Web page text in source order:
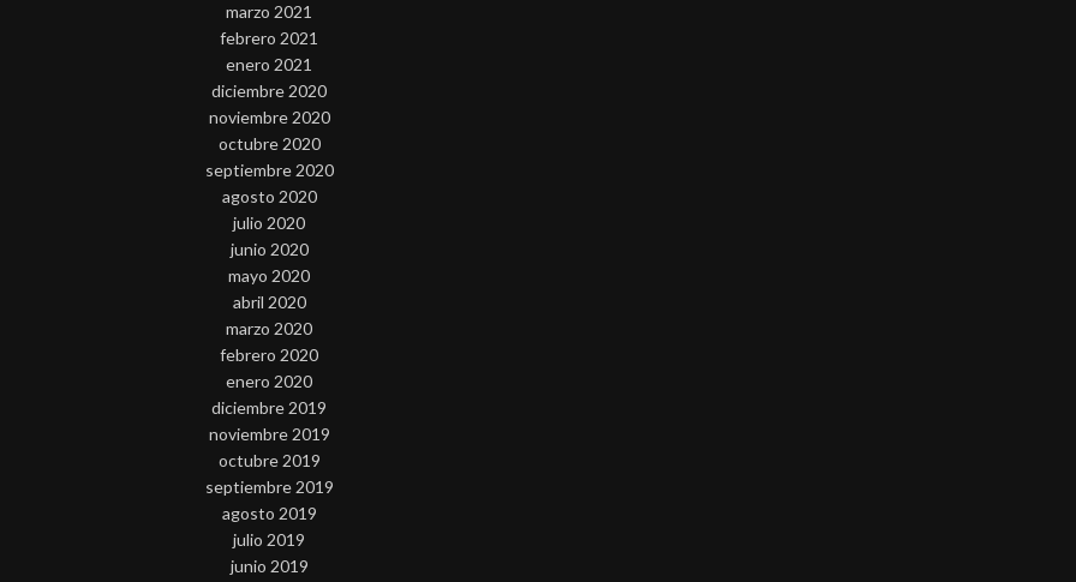
marzo 2021
febrero 2021
enero 2021
diciembre 2020
noviembre 2020
octubre 2020
septiembre 2020
agosto 2020
julio 2020
junio 2020
mayo 2020
abril 2020
marzo 2020
febrero 2020
enero 2020
diciembre 2019
noviembre 2019
octubre 2019
septiembre 2019
agosto 2019
julio 2019
junio 2019